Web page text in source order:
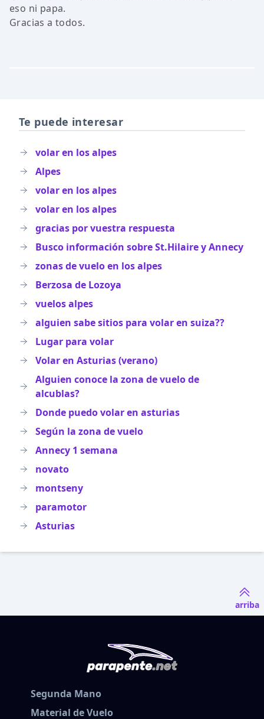
eso ni papa.
Gracias a todos.
Te puede interesar
volar en los alpes
Alpes
volar en los alpes
volar en los alpes
gracias por vuestra respuesta
Busco información sobre St.Hilaire y Annecy
zonas de vuelo en los alpes
Berzosa de Lozoya
vuelos alpes
alguien sabe sitios para volar en suiza??
Lugar para volar
Volar en Asturias (verano)
Alguien conoce la zona de vuelo de
alcublas?
Donde puedo volar en asturias
Según la zona de vuelo
Annecy 1 semana
novato
montseny
paramotor
Asturias
arriba
Segunda Mano
Material de Vuelo